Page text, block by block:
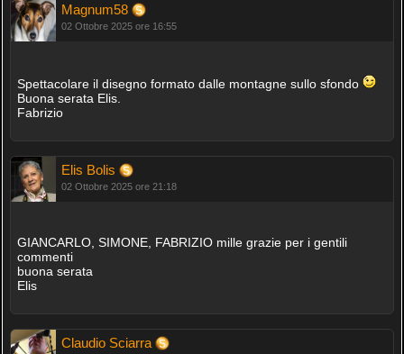
Magnum58
02 Ottobre 2025 ore 16:55
Spettacolare il disegno formato dalle montagne sullo sfondo
Buona serata Elis.
Fabrizio
Elis Bolis
02 Ottobre 2025 ore 21:18
GIANCARLO, SIMONE, FABRIZIO mille grazie per i gentili
commenti
buona serata
Elis
Claudio Sciarra